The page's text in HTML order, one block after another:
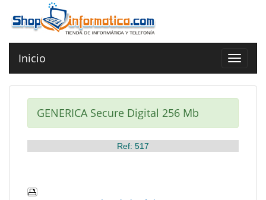
Toggle
Inicio
GENERICA Secure Digital 256 Mb
Ref: 517